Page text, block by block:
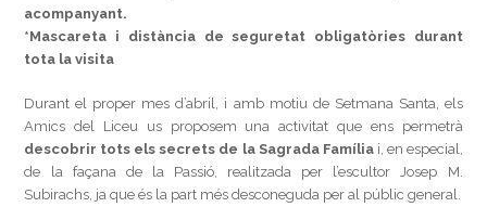
acompanyant.
*Mascareta i distància de seguretat obligatòries durant
tota la visita
Durant el proper mes d’abril, i amb motiu de Setmana Santa, els
Amics del Liceu us proposem una activitat que ens permetrà
descobrir tots els secrets de la Sagrada Famíliai, en especial,
de la façana de la Passió, realitzada per l’escultor Josep M.
Subirachs, ja que és la part més desconeguda per al públic general.